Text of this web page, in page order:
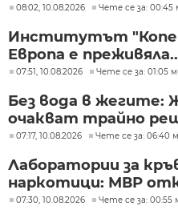
08:02, 10.08.2026 Чете се за: 00:45
Институтът
Европа е
07:51, 10.08.2026 Чете се за: 01:05
Без вода в жегите:
очакват трайно
07:17, 10.08.2026 Чете се за: 06:40
Лаборатории за
наркотици: МВР
07:30, 10.08.2026 Чете се за: 00:55